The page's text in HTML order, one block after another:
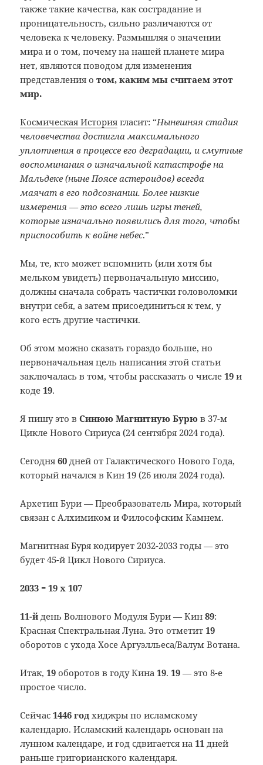
также такие качества, как сострадание и
проницательность, сильно различаются от
человека к человеку. Размышляя о значении
мира и о том, почему на нашей планете мира
нет, являются поводом для изменения
представления отом, каким мы считаем этот
мир.
Космическая История гласит: “Нынешняя стадия
человечества достигла максимального
уплотнения в процессе его деградации, и смутные
воспоминания о изначальной катастрофе на
Мальдеке (ныне Поясе астероидов) всегда
маячат в его подсознании. Более низкие
измерения — это всего лишь игры теней,
которые изначально появились для того, чтобы
приспособить к войне небес.”
Мы, те, кто может вспомнить (или хотя бы
мельком увидеть) первоначальную миссию,
должны сначала собрать частички головоломки
внутри себя, а затем присоединиться к тем, у
кого есть другие частички.
Об этом можно сказать гораздо больше, но
первоначальная цель написания этой статьи
заключалась в том, чтобы рассказать о числе19и
коде19.
Я пишу это вСинюю Магнитную Бурюв 37-м
Цикле Нового Сириуса (24 сентября 2024 года).
Сегодня60 дней от Галактического Нового Года,
который начался в Кин 19 (26 июля 2024 года).
Архетип Бури—Преобразователь Мира, который
связан с Алхимиком и Философским Камнем.
Магнитная Буря кодирует 2032-2033 годы—это
будет 45-й Цикл Нового Сириуса.
2033 = 19 х 107
11-й день Волнового Модуля Бури — Кин89:
Красная Спектральная Луна. Это отметит19
оборотов с ухода Хосе Аргуэлльеса/Валум Вотана.
Итак,19оборотов в году Кина19.19— это 8-е
простое число.
Сейчас1446 год хиджры по исламскому
календарю. Исламский календарь основан на
лунном календаре, и год сдвигается на11 дней
раньше григорианского календаря.